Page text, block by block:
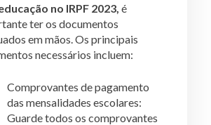
no IRPF 2023, é
ter os documentos
em mãos. Os principais
necessários incluem:
Comprovantes de pagamento
das mensalidades escolares:
Guarde todos os comprovantes